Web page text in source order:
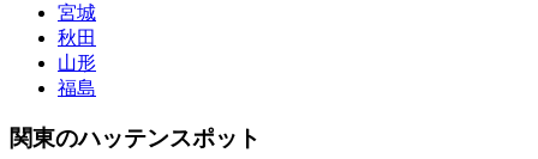
宮城
秋田
山形
福島
関東のハッテンスポット